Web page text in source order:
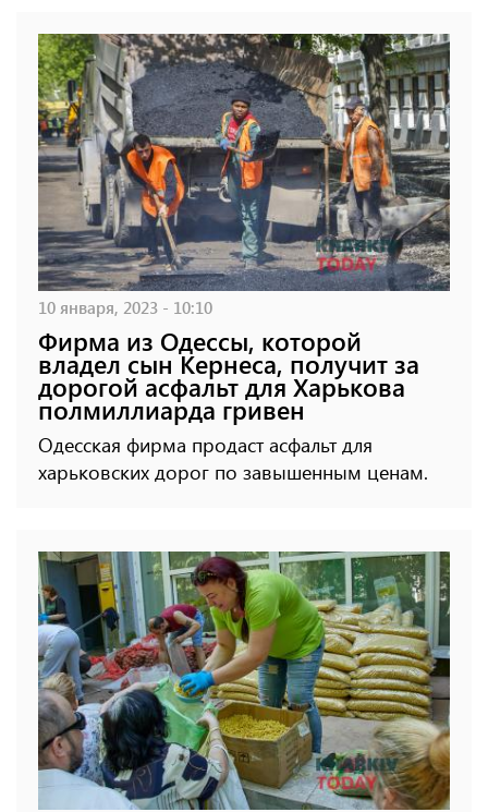
10 января, 2023 - 10:10
Фирма из Одессы, которой
владел сын Кернеса, получит за
дорогой асфальт для Харькова
полмиллиарда гривен
Одесская фирма продаст асфальт для
харьковских дорог по завышенным ценам.